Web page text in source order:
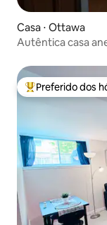
Casa ⋅ Ottawa
Autêntica casa
Entre os
Preferido dos